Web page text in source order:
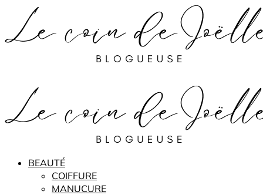
BEAUTÉ
COIFFURE
MANUCURE